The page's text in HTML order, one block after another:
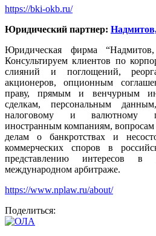
https://bki-okb.ru/
Юридический партнер:
Юридическая фирма
Консультируем клиентов по
слияний и поглощений,
акционеров, опционным
праву, прямым и венчурным
сделкам, персональным
налоговому и валютному
иностранным компаниям,
делам о банкротствах и
коммерческих споров в
представлению интересов
международном арбитраже.
https://www.nplaw.ru/about/
Поделиться: